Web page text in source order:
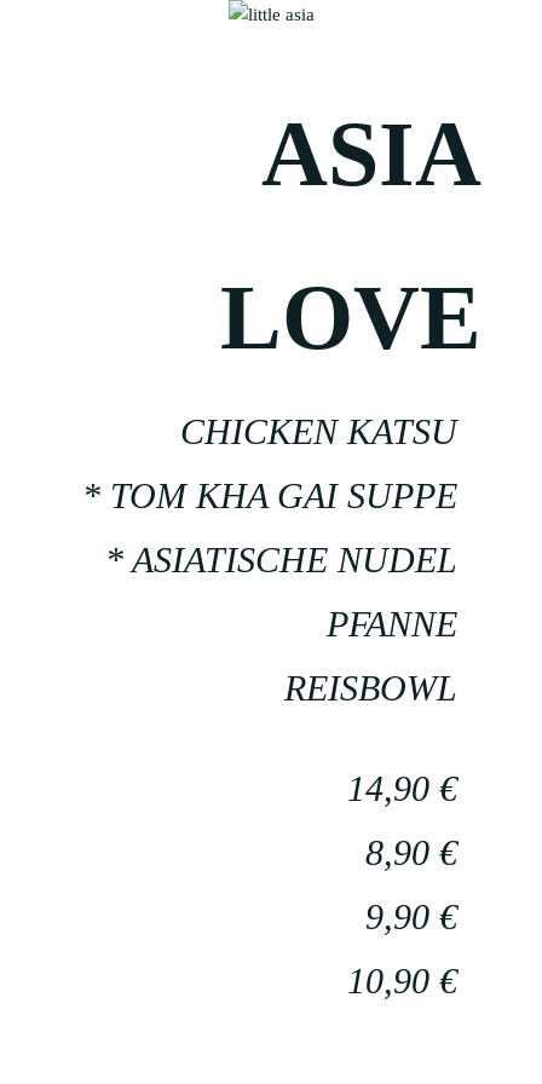
ASIA
LOVE
CHICKEN KATSU
* TOM KHA GAI SUPPE
* ASIATISCHE NUDEL
PFANNE
REISBOWL
14,90 €
8,90 €
9,90 €
10,90 €